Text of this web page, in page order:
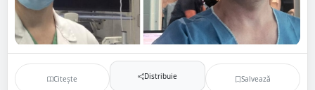
Citește Distribuie Salvează